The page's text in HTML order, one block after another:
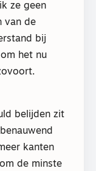
ze geen
van de
bij
het nu
belijden zit
kanten
de minste